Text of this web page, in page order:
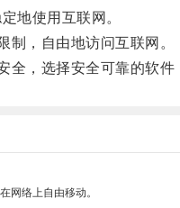
地使用互联网。
，自由地访问互联网。
，选择安全可靠的软件
网络上自由移动。